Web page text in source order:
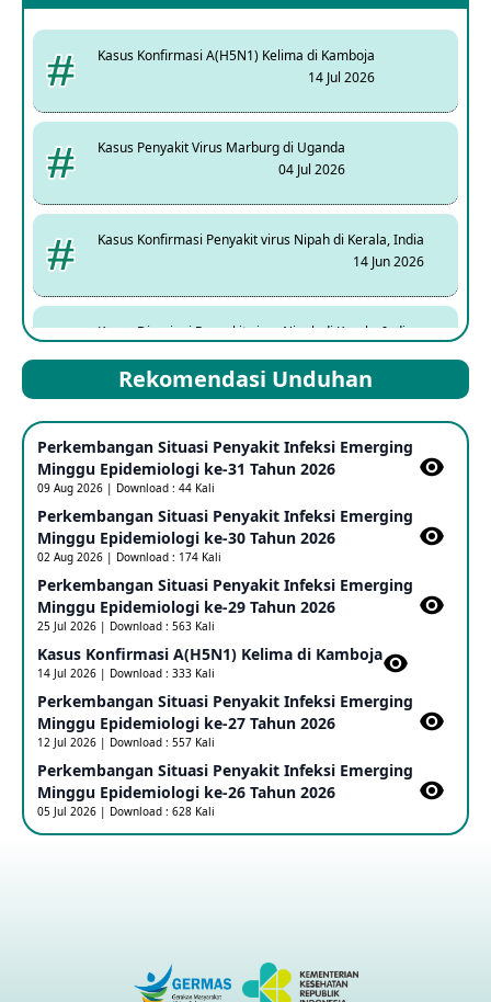
Kasus Konfirmasi A(H5N1) Kelima di Kamboja
14 Jul 2026
Kasus Penyakit Virus Marburg di Uganda
04 Jul 2026
Kasus Konfirmasi Penyakit virus Nipah di Kerala, India
14 Jun 2026
Kasus Dicurigai Penyakit virus Nipah di Kerala, India
Mpox Clade 1b di Taiwan
25 May 2026
Update Informasi PHEIC Penyakit Ebola
23 May 2026
Penetapan Outbreak Penyakit Ebola di RD Kongo dan
Uganda Sebagai PHEIC
17 May 2026
Outbreak Penyakti Ebola di RD Kongo
16 May 2026
Kasus Konfirmasi A(H5NN6) di Cina
Penyakit virus Hanta di Kapal Pesiar Keberangkatan
Rekomendasi Unduhan
Perkembangan Situasi Penyakit Infeksi Emerging
Minggu Epidemiologi ke-31 Tahun 2026
09 Aug 2026 | Download : 44 Kali
Perkembangan Situasi Penyakit Infeksi Emerging
Minggu Epidemiologi ke-30 Tahun 2026
02 Aug 2026 | Download : 174 Kali
Perkembangan Situasi Penyakit Infeksi Emerging
Minggu Epidemiologi ke-29 Tahun 2026
25 Jul 2026 | Download : 563 Kali
Kasus Konfirmasi A(H5N1) Kelima di Kamboja​
14 Jul 2026 | Download : 333 Kali
Perkembangan Situasi Penyakit Infeksi Emerging
Minggu Epidemiologi ke-27 Tahun 2026
12 Jul 2026 | Download : 557 Kali
Perkembangan Situasi Penyakit Infeksi Emerging
Minggu Epidemiologi ke-26 Tahun 2026
05 Jul 2026 | Download : 628 Kali